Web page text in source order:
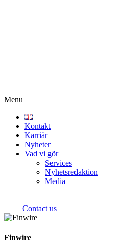
Menu
Kontakt
Karriär
Nyheter
Vad vi gör
Services
Nyhetsredaktion
Media
Contact us
Finwire